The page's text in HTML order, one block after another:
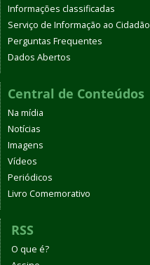
Informações classificadas
Serviço de Informação ao Cidadão
Perguntas Frequentes
Dados Abertos
Central de Conteúdos
Na mídia
Notícias
Imagens
Vídeos
Periódicos
Livro Comemorativo
RSS
O que é?